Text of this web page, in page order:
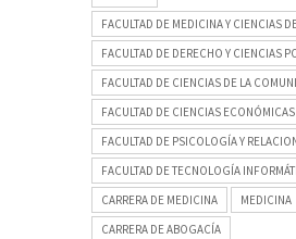
FACULTAD DE MEDICINA Y CIENCIAS
FACULTAD DE DERECHO Y CIENCIAS
FACULTAD DE CIENCIAS DE LA
FACULTAD DE CIENCIAS ECONÓMICAS
FACULTAD DE PSICOLOGÍA Y
FACULTAD DE TECNOLOGÍA
CARRERA DE MEDICINA
MEDICINA
CARRERA DE ABOGACÍA